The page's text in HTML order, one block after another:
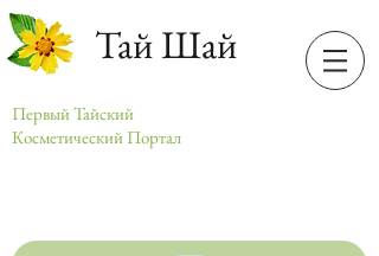
Тай Шай
Первый Тайский
Косметический Портал